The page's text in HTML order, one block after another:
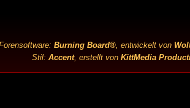
Burning Board®, entwickelt von
Stil: Accent, erstellt von KittMedia